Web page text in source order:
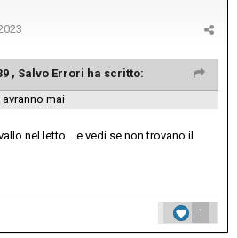
, Salvo Errori ha scritto:
mai
nel letto... e vedi se non trovano il
1